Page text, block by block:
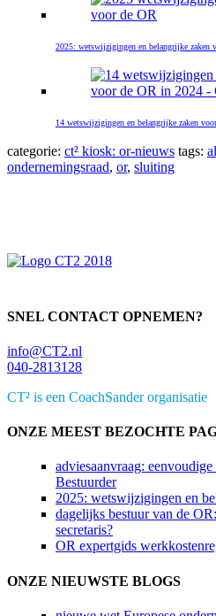
2025: wetswijzigingen en belangrijke zaken
14 wetswijzigingen en belangrijke zaken
categorie: ct² kiosk: or-nieuws tags:
ondernemingsraad, or, sluiting
SNEL CONTACT OPNEMEN?
info@CT2.nl
040-2813128
CT² is een CoachSander organisatie
ONZE MEEST BEZOCHTE
adviesaanvraag:
Bestuurder
2025: wetswijzigingen en
dagelijks bestuur van de
secretaris?
OR expertgids
ONZE NIEUWSTE BLOGS